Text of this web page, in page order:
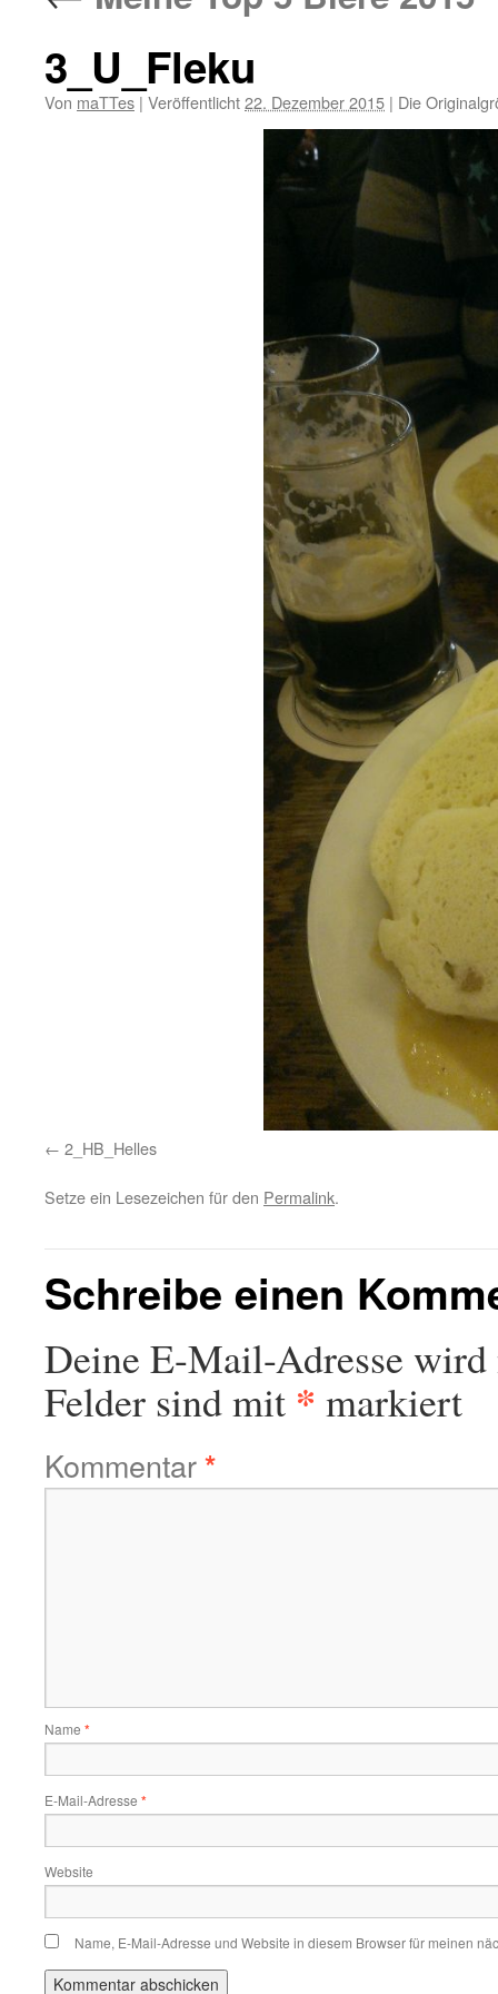
3_U_Fleku
Von maTTes | Veröffentlicht22. Dezember 2015 | Die
2_HB_Helles
Setze ein Lesezeichen für den Permalink.
Schreibe einen
Deine E-Mail-Adresse
Felder sind mit * markiert
Kommentar*
Name *
E-Mail-Adresse *
Website
Name, E-Mail-Adresse und Website in diesem Browser für meinen